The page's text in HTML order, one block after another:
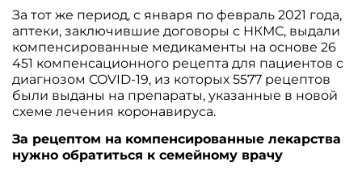
За тот же период, с января по февраль 2021 года,
аптеки, заключившие договоры с НКМС, выдали
компенсированные медикаменты на основе 26
451 компенсационного рецепта для пациентов с
диагнозом COVID-19, из которых 5577 рецептов
были выданы на препараты, указанные в новой
схеме лечения коронавируса.
За рецептом на компенсированные лекарства
нужно обратиться к семейному врачу